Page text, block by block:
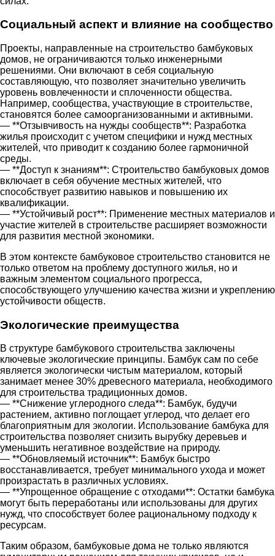
Социальный аспект и влияние на сообщество
Проекты, направленные на строительство бамбуковых
домов, не ограничиваются только инженерными
решениями. Они включают в себя социальную
составляющую, что позволяет значительно увеличить
уровень вовлеченности и сплоченности общества.
Например, сообщества, участвующие в строительстве,
становятся более самоорганизованными и активными.
— **Отзывчивость на нужды сообществ**: Разработка
жилья происходит с учетом специфики и нужд местных
жителей, что приводит к созданию более гармоничной
среды.
— **Доступ к знаниям**: Строительство бамбуковых домов
включает в себя обучение местных жителей, что
способствует развитию навыков и повышению их
квалификации.
— **Устойчивый рост**: Применение местных материалов и
участие жителей в строительстве расширяет возможности
для развития местной экономики.
В этом контексте бамбуковое строительство становится не
только ответом на проблему доступного жилья, но и
важным элементом социального прогресса,
способствующего улучшению качества жизни и укреплению
устойчивости обществ.
Экологические преимущества
В структуре бамбукового строительства заключены
ключевые экологические принципы. Бамбук сам по себе
является экологически чистым материалом, который
занимает менее 30% древесного материала, необходимого
для строительства традиционных домов.
— **Снижение углеродного следа**: Бамбук, будучи
растением, активно поглощает углерод, что делает его
благоприятным для экологии. Использование бамбука для
строительства позволяет снизить вырубку деревьев и
уменьшить негативное воздействие на природу.
— **Обновляемый источник**: Бамбук быстро
восстанавливается, требует минимального ухода и может
произрастать в различных условиях.
— **Упрощенное обращение с отходами**: Остатки бамбука
могут быть переработаны или использованы для других
нужд, что способствует более рациональному подходу к
ресурсам.
Таким образом, бамбуковые дома не только являются